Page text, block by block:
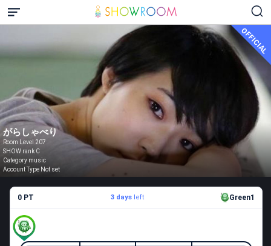
OFFICIAL
がらしゃべり
Room Level 207
SHOW rank C
Category music
Account Type Not set
0 PT 3 daysleft Green1